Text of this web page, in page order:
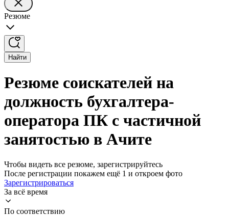
Резюме
Найти
Резюме соискателей на
должность бухгалтера-
оператора ПК с частичной
занятостью в Ачите
Чтобы видеть все резюме, зарегистрируйтесь
После регистрации покажем ещё 1 и откроем фото
Зарегистрироваться
За всё время
По соответствию